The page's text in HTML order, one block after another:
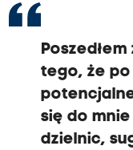
tego, że
się do
dzielnic,